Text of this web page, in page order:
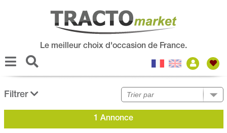
Le meilleur choix d'occasion de France.
Filtrer
1 Annonce